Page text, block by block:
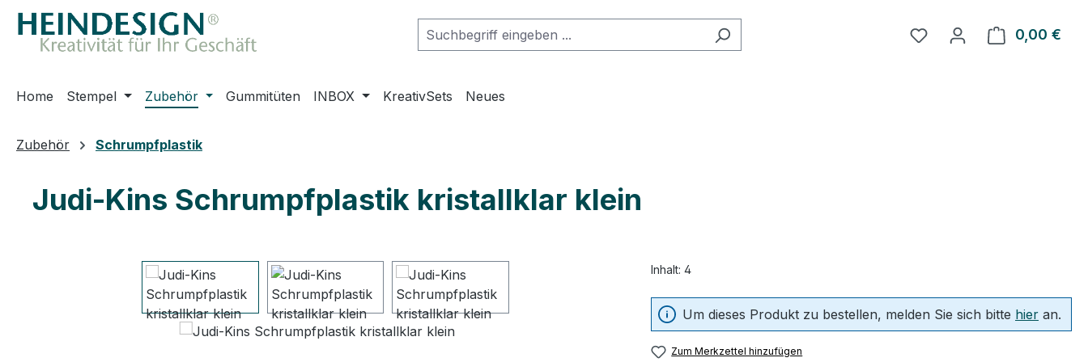
Hauptinhalt springen
Zur Suche springen
Zur Hauptnavigation springen
Du hast 0 Produkte auf
0,00 €
Home Stempel Zubehör Gummitüten INBOX KreativSets Neues
Zubehör Schrumpfplastik
Judi-Kins Schrumpfplastik kristallklar klein
Inhalt: 4
Um dieses Produkt zu bestellen, melden Sie sich bitte hier an.
Zum Merkzettel hinzufügen